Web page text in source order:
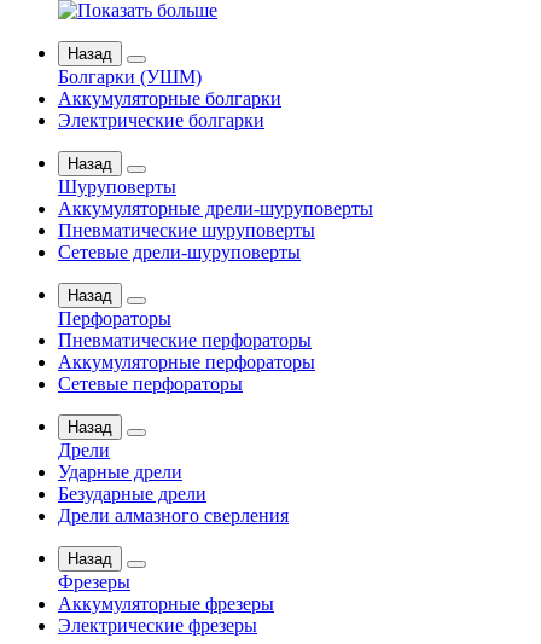
Назад
Болгарки (УШМ)
Аккумуляторные болгарки
Электрические болгарки
Назад
Шуруповерты
Аккумуляторные дрели-шуруповерты
Пневматические шуруповерты
Сетевые дрели-шуруповерты
Назад
Перфораторы
Пневматические перфораторы
Аккумуляторные перфораторы
Сетевые перфораторы
Назад
Дрели
Ударные дрели
Безударные дрели
Дрели алмазного сверления
Назад
Фрезеры
Аккумуляторные фрезеры
Электрические фрезеры